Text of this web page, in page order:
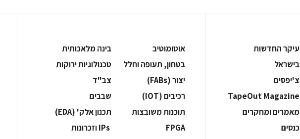
עיקר החדשות
בישראל
צ'יפסים
TapeOut Magazine
מאמרים ומחקרים
כנסים
אוטומוטיב
בינה מלאכותית
בטחון, תעופה וחלל
‫טכנולוגיות ירוקות‬
‫יצור (‪(FABs‬‬
‫צב"ד‬
‫רכיבים‬ (IOT)
‫שבבים‬
‫תוכנות משובצות‬
‫תכנון אלק' (‪(EDA‬‬
‫‪FPGA‬‬
‫ ‪וזכרונות IPs‬‬